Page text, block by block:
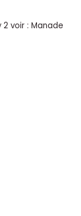
2 voir : Manade